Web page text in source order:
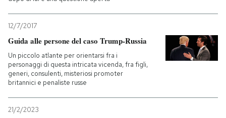
12/7/2017
Guida alle persone del caso Trump-Russia
Un piccolo atlante per orientarsi fra i
personaggi di questa intricata vicenda, fra figli,
generi, consulenti, misteriosi promoter
britannici e penaliste russe
21/2/2023